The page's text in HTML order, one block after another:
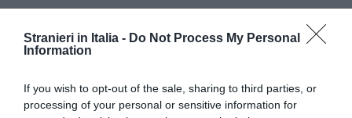
Stranieri in Italia - Do Not Process My Personal
Information
If you wish to opt-out of the sale, sharing to third parties, or
processing of your personal or sensitive information for